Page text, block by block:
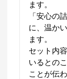
ます。
「安心の
に、温か
ます。
セット内
いるとの
ことが伝